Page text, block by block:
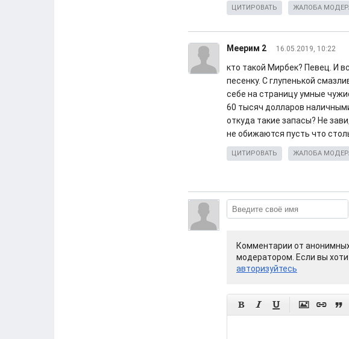
ЦИТИРОВАТЬ ЖАЛОБА
Меерим 2 16.05.2019, 10:22
кто такой Мирбек? Певец. И
песенку. С глупенькой
себе на страницу умные
60 тысяч долларов
откуда такие запасы? Не
не обижаются пусть что
ЦИТИРОВАТЬ ЖАЛОБА
Комментарии от
модератором. Если вы
авторизуйтесь
     